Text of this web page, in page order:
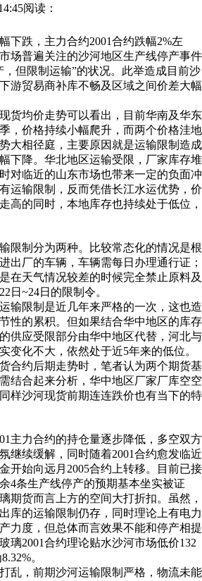
阅读：
跌，主力合约2001合约跌幅2%左
场普遍关注的沙河地区生产线停产事件
但限制运输”的状况。此举造成目前沙
游贸易商补库不畅及区域之间价差大幅
均价走势可以看出，目前华南及华东
，价格持续小幅爬升，而两个价格洼地
大相径庭，主要原因就是运输限制造成
下降。华北地区运输受限，厂家库存堆
对临近的山东市场也带来一定的负面冲
运输限制，反而凭借长江水运优势，价
高的同时，本地库存也持续处于低位，
制分为两种。比较常态化的情况是根
出厂的车辆，车辆需每日办理通行证；
在天气情况较差的时候完全禁止原料及
日~24日的限制令。
限制是近几年来严格的一次，这也造
性的累积。但如果结合华中地区的库存
供应受限部分由华中地区代替，河北与
变化不大，依然处于近5年来的低位。
约后期走势时，笔者认为两个期货基
结合起来分析，华中地区厂家厂库空空
样沙河现货前期连连跌价也有当下的特
力合约的持仓量逐步降低，多空双方
继续缓解，同时随着2001合约愈发临近
开始向远月2005合约上转移。目前已接
4条生产线停产的预期基本坐实被证
期货而言上方的空间大打折扣。虽然，
库的运输限制仍存，同时理论上有电力
力度，但总体而言效果不能和停产相提
璃2001合约理论贴水沙河市场低价132
。
，前期沙河运输限制严格，物流未能